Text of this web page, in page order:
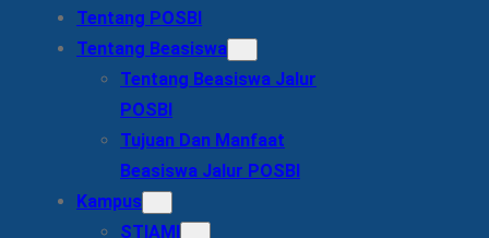
Tentang POSBI
Tentang Beasiswa
Tentang Beasiswa Jalur
POSBI
Tujuan Dan Manfaat
Beasiswa Jalur POSBI
Kampus
STIAMI